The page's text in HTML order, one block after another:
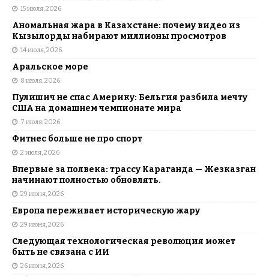
15 июля, 2026
Аномальная жара в Казахстане: почему видео из
Кызылорды набирают миллионы просмотров
14 июля, 2026
Аральское море
8 июля, 2026
Пулишич не спас Америку: Бельгия разбила мечту
США на домашнем чемпионате мира
7 июля, 2026
Фитнес больше не про спорт
2 июля, 2026
Впервые за полвека: трассу Караганда — Жезказган
начинают полностью обновлять.
29 июня, 2026
Европа переживает историческую жару
29 июня, 2026
Следующая технологическая революция может
быть не связана с ИИ
26 июня, 2026